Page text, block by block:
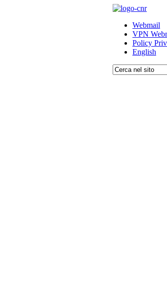
Webmail
VPN
Policy
English